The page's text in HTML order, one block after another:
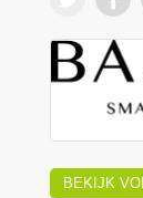
BEKIJK